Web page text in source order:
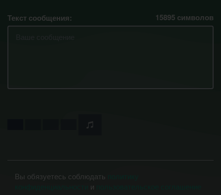
Текст сообщения: 15895 символов
Вы обязуетесь соблюдать
и